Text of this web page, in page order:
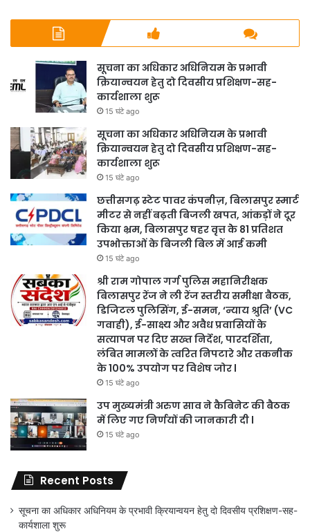
सूचना का अधिकार अधिनियम के प्रभावी
क्रियान्वयन हेतु दो दिवसीय प्रशिक्षण-सह-
कार्यशाला शुरू
15 घंटे ago
सूचना का अधिकार अधिनियम के प्रभावी
क्रियान्वयन हेतु दो दिवसीय प्रशिक्षण-सह-
कार्यशाला शुरू
15 घंटे ago
छत्तीसगढ़ स्टेट पावर कंपनीज़, बिलासपुर स्मार्ट
मीटर से नहीं बढ़ती बिजली खपत, आंकड़ों ने दूर
किया भ्रम, बिलासपुर षहर वृत्त केे 81 प्रतिशत
उपभोक्ताओं के बिजली बिल में आई कमी
15 घंटे ago
श्री राम गोपाल गर्ग पुलिस महानिरीक्षक
बिलासपुर रेंज ने ली रेंज स्तरीय समीक्षा बैठक,
डिजिटल पुलिसिंग, ई-समन, ‘न्याय श्रुति’ (VC
गवाही), ई-साक्ष्य और अवैध प्रवासियों के
सत्यापन पर दिए सख्त निर्देश, पारदर्शिता,
लंबित मामलों के त्वरित निपटारे और तकनीक
के 100% उपयोग पर विशेष जोर l
15 घंटे ago
उप मुख्यमंत्री अरुण साव ने कैबिनेट की बैठक
में लिए गए निर्णयों की जानकारी दी l
15 घंटे ago
Recent Posts
सूचना का अधिकार अधिनियम के प्रभावी क्रियान्वयन हेतु दो दिवसीय प्रशिक्षण-सह-
कार्यशाला शुरू